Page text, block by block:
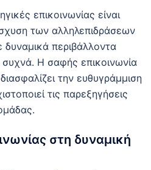
επικοινωνίας είναι
των αλληλεπιδράσεων
δυναμικά περιβάλλοντα
Η σαφής επικοινωνία
την ευθυγράμμιση
τις παρεξηγήσεις
στη δυναμική